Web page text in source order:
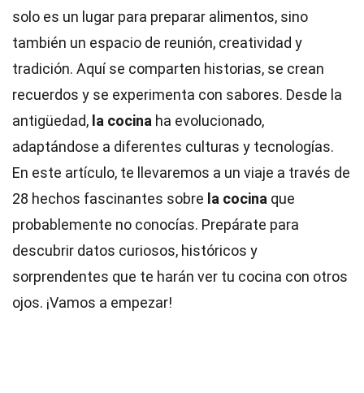
solo es un lugar para preparar alimentos, sino
también un espacio de reunión, creatividad y
tradición. Aquí se comparten historias, se crean
recuerdos y se experimenta con sabores. Desde la
antigüedad, la cocina ha evolucionado,
adaptándose a diferentes culturas y tecnologías.
En este artículo, te llevaremos a un viaje a través de
28 hechos fascinantes sobre la cocina que
probablemente no conocías. Prepárate para
descubrir datos curiosos, históricos y
sorprendentes que te harán ver tu cocina con otros
ojos. ¡Vamos a empezar!